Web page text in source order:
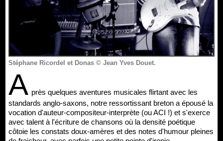
Stéphane Ricordel et Donas © Jean Yves Douet.
A près quelques aventures musicales flirtant avec les
standards anglo-saxons, notre ressortissant breton a épousé la
vocation d'auteur-compositeur-interprète (ou ACI !) et s'exerce
avec talent à l'écriture de chansons où la densité poétique
côtoie les constats doux-amères et des notes d'humour pleines